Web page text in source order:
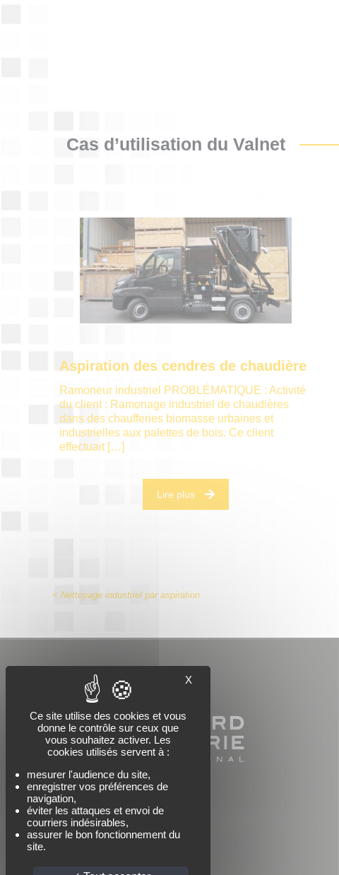
Cas d’utilisation du Valnet
Aspiration des cendres de chaudière
Ramoneur industriel PROBLÉMATIQUE : Activité
du client : Ramonage industriel de chaudières
dans des chaufferies biomasse urbaines et
industrielles aux palettes de bois. Ce client
effectuait[…]
Lire plus
< Nettoyage industriel par aspiration
X
Ce site utilise des cookies et vous
donne le contrôle sur ceux que
vous souhaitez activer. Les
cookies utilisés servent à :
mesurer l'audience du site,
enregistrer vos préférences de
navigation,
éviter les attaques et envoi de
courriers indésirables,
assurer le bon fonctionnement du
site.